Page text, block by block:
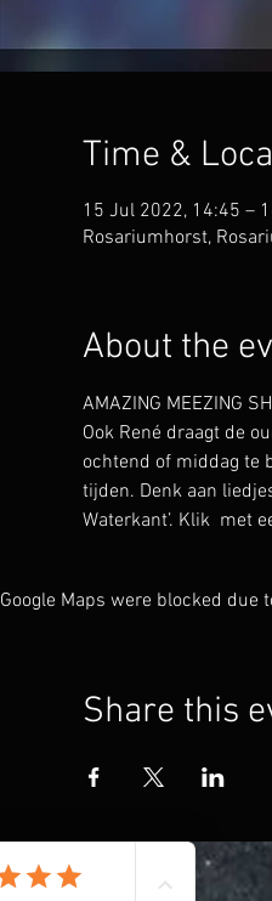
Time &
15 Jul 2022, 14:45 –
Rosariumhorst,
About the
AMAZING MEEZING
Ook René draagt de
ochtend of middag te
tijden. Denk aan
Waterkant’. Klik met
Google Maps were blocked
Share this